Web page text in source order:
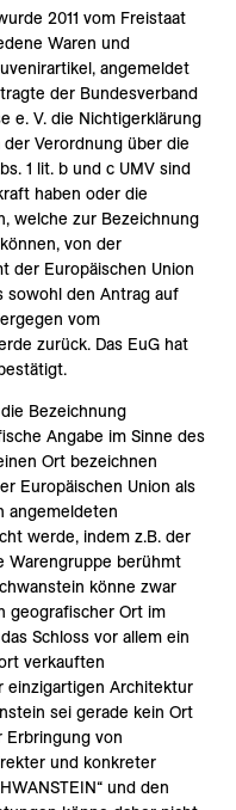
2011 vom Freistaat
Waren und
angemeldet
der Bundesverband
e. V. die Nichtigerklärung
Verordnung über die
1 lit. b und c UMV sind
haben oder die
welche zur Bezeichnung
von der
der Europäischen Union
sowohl den Antrag auf
vom
zurück. Das EuG hat
Bezeichnung
Angabe im Sinne des
Ort bezeichnen
Europäischen Union als
angemeldeten
werde, indem z.B. der
Warengruppe berühmt
könne zwar
geografischer Ort im
Schloss vor allem ein
verkauften
einzigartigen Architektur
sei gerade kein Ort
Erbringung von
und konkreter
und den